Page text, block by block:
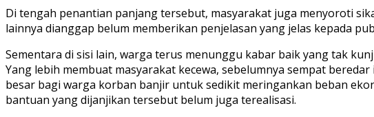
Di tengah penantian panjang tersebut, masyarakat juga menyoroti
lainnya dianggap belum memberikan penjelasan yang jelas kepada
Sementara di sisi lain, warga terus menunggu kabar baik yang tak
Yang lebih membuat masyarakat kecewa, sebelumnya sempat
besar bagi warga korban banjir untuk sedikit meringankan beban
bantuan yang dijanjikan tersebut belum juga terealisasi.